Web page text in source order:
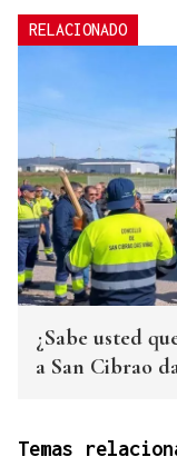
RELACIONADO
¿Sabe usted
a San Cibrao
Temas